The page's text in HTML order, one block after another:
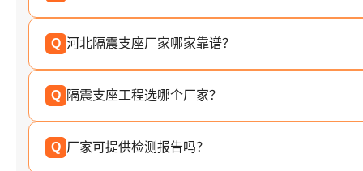
Q 河北隔震支座厂家哪家靠谱？
Q 隔震支座工程选哪个厂家？
Q 厂家可提供检测报告吗？